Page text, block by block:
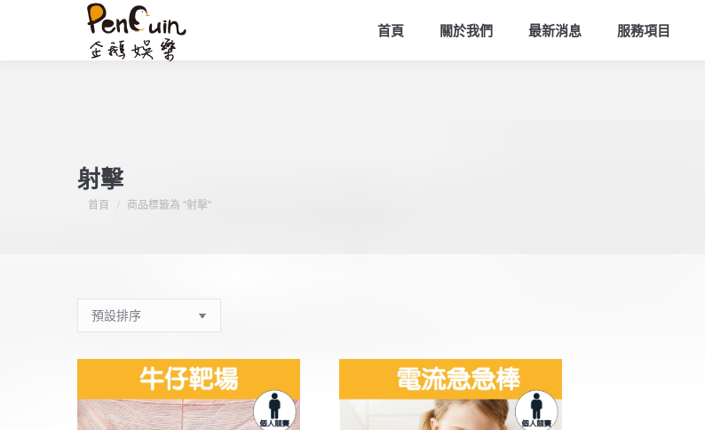
首頁 關於我們 最新消息 服務項目
射擊
您在這裡：
首頁 商品標籤為 “射擊”